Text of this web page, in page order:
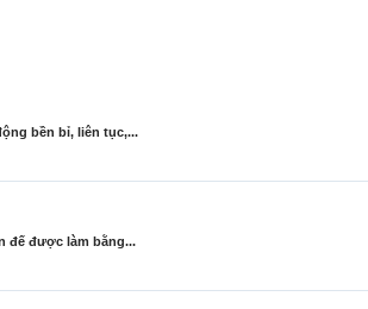
bền bỉ, liên tục,...
đế được làm bằng...